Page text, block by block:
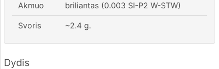
Akmuo briliantas (0.003 SI-P2 W-STW)
Svoris ~2.4 g.
Dydis